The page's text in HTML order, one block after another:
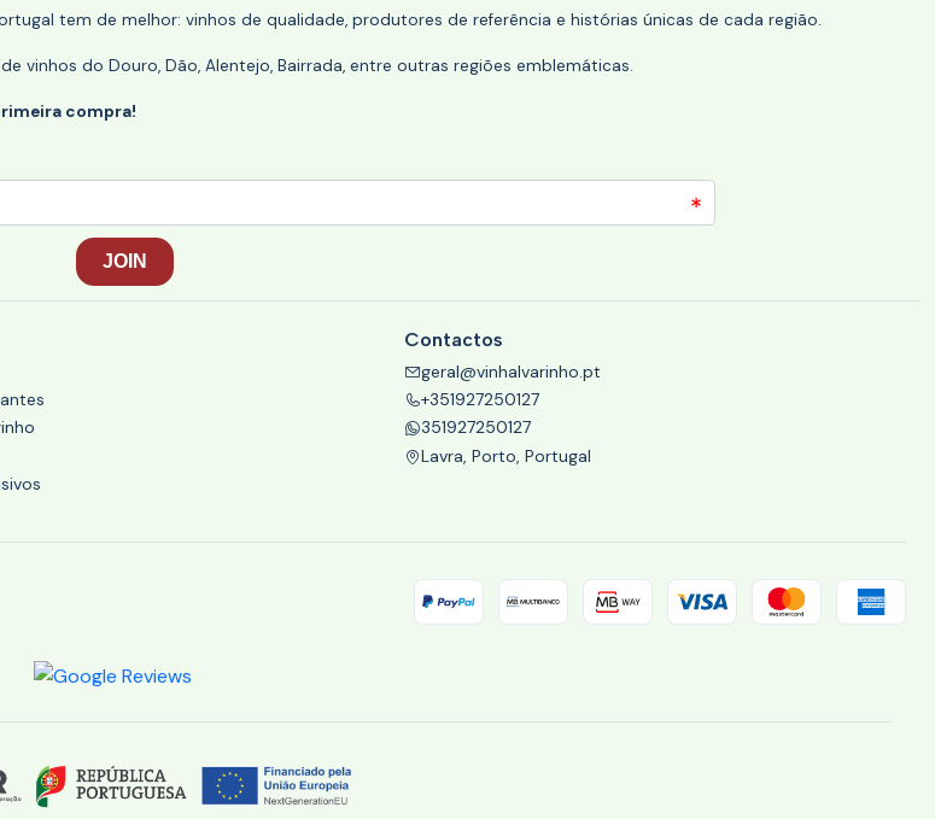
tem de melhor: vinhos de qualidade, produtores de referência e histórias únicas de cada região.
vinhos do Douro, Dão, Alentejo, Bairrada, entre outras regiões emblemáticas.
compra!
Contactos
geral@vinhalvarinho.pt
+351927250127
351927250127
Lavra, Porto, Portugal